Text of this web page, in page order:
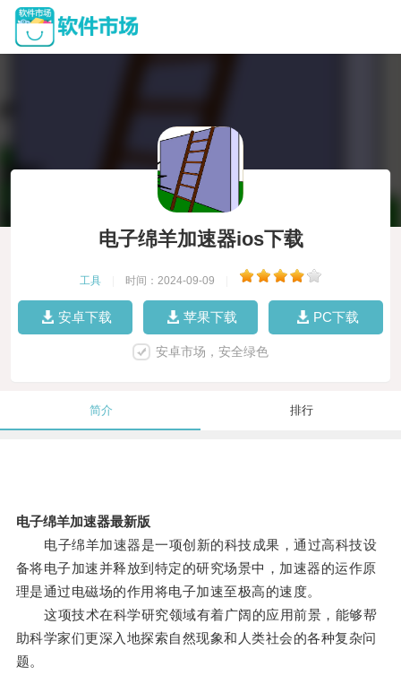
电子绵羊加速器ios下载
工具 时间：2024-09-09
安卓下载 苹果下载 PC下载
安卓市场，安全绿色
简介 排行
电子绵羊加速器最新版
电子绵羊加速器是一项创新的科技成果，通过高科技设
备将电子加速并释放到特定的研究场景中，加速器的运作原
理是通过电磁场的作用将电子加速至极高的速度。
这项技术在科学研究领域有着广阔的应用前景，能够帮
助科学家们更深入地探索自然现象和人类社会的各种复杂问
题。